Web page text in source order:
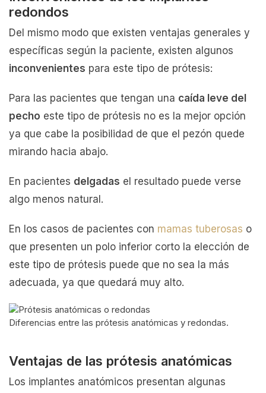
redondos
Del mismo modo que existen ventajas generales y
específicas según la paciente, existen algunos
inconvenientes para este tipo de prótesis:
Para las pacientes que tengan una caída leve del
pecho este tipo de prótesis no es la mejor opción
ya que cabe la posibilidad de que el pezón quede
mirando hacia abajo.
En pacientes delgadas el resultado puede verse
algo menos natural.
En los casos de pacientes con mamas tuberosas o
que presenten un polo inferior corto la elección de
este tipo de prótesis puede que no sea la más
adecuada, ya que quedará muy alto.
Diferencias entre las prótesis anatómicas y redondas.
Ventajas de las prótesis anatómicas
Los implantes anatómicos presentan algunas